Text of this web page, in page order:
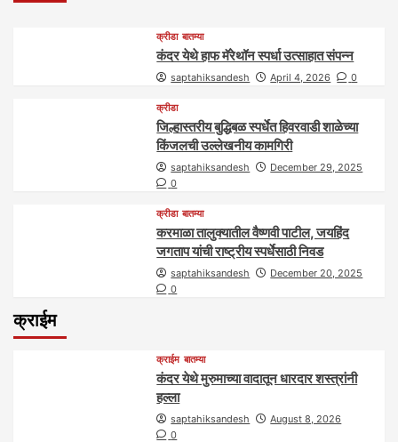
क्रीडा बातम्या
कंदर येथे हाफ मॅरेथॉन स्पर्धा उत्साहात संपन्न
saptahiksandesh April 4, 2026 0
क्रीडा
जिल्हास्तरीय बुद्धिबळ स्पर्धेत हिवरवाडी शाळेच्या
किंजलची उल्लेखनीय कामगिरी
saptahiksandesh
December 29, 2025
0
क्रीडा बातम्या
करमाळा तालुक्यातील वैष्णवी पाटील, जयहिंद
जगताप यांची राष्ट्रीय स्पर्धेसाठी निवड
saptahiksandesh
December 20, 2025
0
क्राईम
क्राईम बातम्या
कंदर येथे मुरुमाच्या वादातून धारदार शस्त्रांनी
हल्ला
saptahiksandesh
August 8, 2026
0